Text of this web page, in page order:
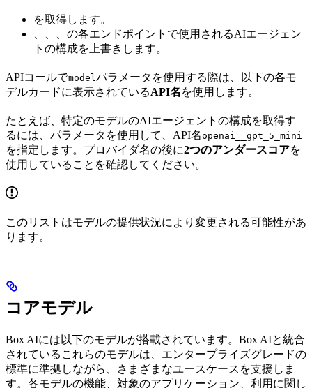
を取得します。
の各エンドポイントで使用されるAIエージェン
トの構成を上書きします。
APIコールでmodel パラメータを使用する際は、以下の各モ
デルカードに表示されているAPI名 を使用します。
たとえば、特定のモデルのAIエージェントの構成を取得す
るには、 パラメータを使用して、API名openai__gpt_5_mini
を指定します。プロバイダ名の後に2つのアンダースコアを
使用していることを確認してください。
このリストはモデルの提供状況により変更される可能性があ
ります。
コアモデル
Box AIには以下のモデルが搭載されています。Box AIと統合
されているこれらのモデルは、エンタープライズグレードの
標準に準拠しながら、さまざまなユースケースを支援しま
す。各モデルの機能、対象のアプリケーション、利用に関し